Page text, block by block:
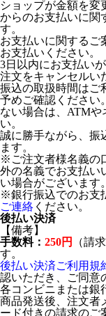
ショップが金額を変
からのお支払いに関
す。
お支払いに関するご
お支払いください。
3日以内にお支払い
注文をキャンセルい
振込の取扱時間はご
予めご確認ください
ない場合は、ATMや
い。
誠に勝手ながら、振
ます。
※ご注文者様名義の
外の名義でお支払い
い場合がございます。
※銀行振込でのお支
ご連絡 ください。
後払い決済
【備考】
手数料： 250円
（請
す。
後払い決済ご利用規
認いただき、ご同意
各コンビニまたは銀
商品発送後、注文者
ード付きの請求のご